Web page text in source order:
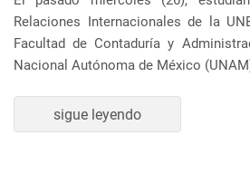
SEMBLANZA DE